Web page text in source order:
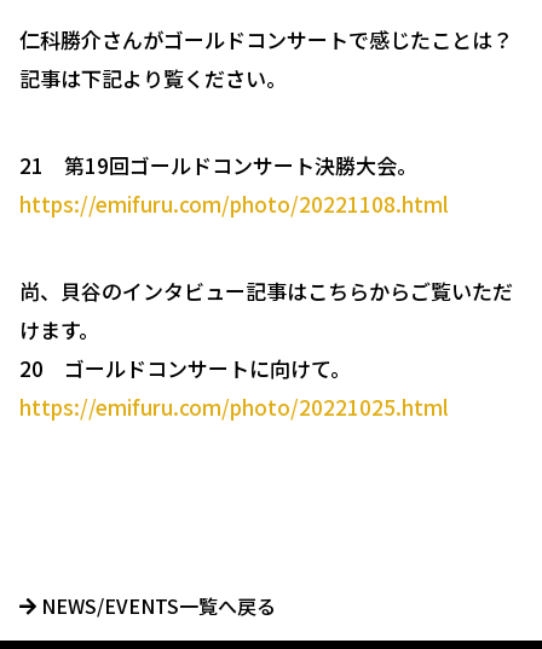
仁科勝介さんがゴールドコンサートで感じたことは？
記事は下記より覧ください。
21 第19回ゴールドコンサート決勝大会。
https://emifuru.com/photo/20221108.html
尚、貝谷のインタビュー記事はこちらからご覧いただ
けます。
20 ゴールドコンサートに向けて。
https://emifuru.com/photo/20221025.html
NEWS/EVENTS一覧へ戻る